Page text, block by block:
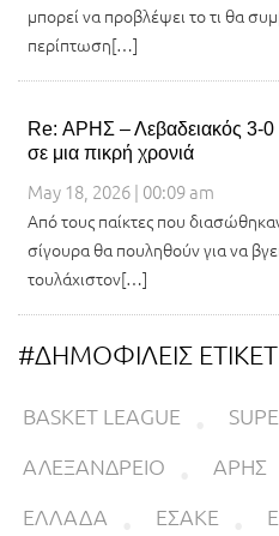
μπορεί να προβλέψει το τι θα
περίπτωση[…]
Re: ΑΡΗΣ – Λεβαδειακός 3-
σε μια πικρή χρονιά
May 18, 2026 | 00:09 am
Από τους παίκτες που
σίγουρα θα πουληθούν για να
τουλάχιστον[…]
#ΔΗΜΟΦΙΛΕΙΣ
BASKET LEAGUE
ΑΛΕΞΑΝΔΡΕΙΟ
ΑΡΗΣ
ΕΛΛΑΔΑ
ΕΣΑΚΕ